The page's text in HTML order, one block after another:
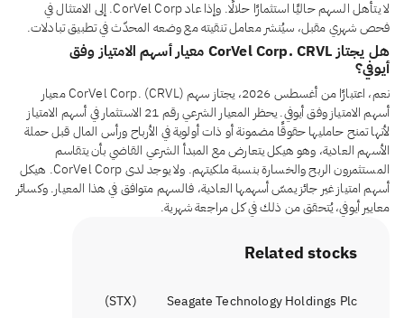
لا يتأهل السهم حاليًا استثمارًا حلالًا. وإذا عاد CorVel Corp. إلى الامتثال في
فحص شهري مقبل، سيُنشر معامل تنقيته مع وضعه المحدّث في تطبيق تبادلات.
هل يجتاز CorVel Corp. CRVL معيار أسهم الامتياز وفق
أيوفي؟
نعم، اعتبارًا من أغسطس 2026، يجتاز سهم CorVel Corp. (CRVL) معيار
أسهم الامتياز وفق أيوفي. يحظر المعيار الشرعي رقم 21 الاستثمار في أسهم الامتياز
لأنها تمنح حامليها حقوقًا مضمونة أو ذات أولوية في الأرباح ورأس المال قبل حملة
الأسهم العادية، وهو هيكل يتعارض مع المبدأ الشرعي القاضي بأن يتقاسم
المستثمرون الربح والخسارة بنسبة ملكيتهم. ولا يوجد لدى CorVel Corp. هيكل
أسهم امتياز غير جائز يمسّ أسهمها العادية، فالسهم متوافق في هذا المعيار. وكسائر
معايير أيوفي، يُتحقق من ذلك في كل مراجعة شهرية.
Related stocks
Seagate Technology Holdings Plc
(
STX
)